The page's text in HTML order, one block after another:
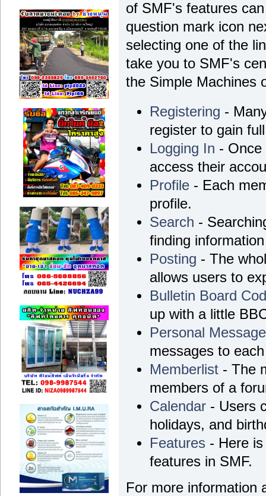
of SMF's features
question mark icon
selecting one of the
take you to SMF's
the Simple Machines
Registering -
register to gain
Logging In - Once
access their
Profile - Each
profile.
Search -
finding
Posting - The
allows users to
Bulletin Board
up with a little
Personal
messages to
Memberlist - The
members of a
Calendar - Users
holidays, and
Features - Here
features in SMF.
For more information